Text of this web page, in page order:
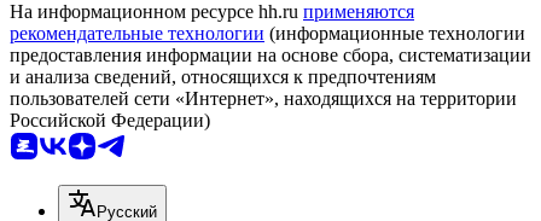
На информационном ресурсе hh.ru применяются
рекомендательные технологии (информационные технологии
предоставления информации на основе сбора, систематизации
и анализа сведений, относящихся к предпочтениям
пользователей сети «Интернет», находящихся на территории
Российской Федерации)
Русский